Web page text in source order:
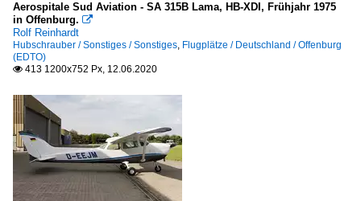
Aerospitale Sud Aviation - SA 315B Lama, HB-XDI, Frühjahr 1975
in Offenburg. 
Rolf Reinhardt
Hubschrauber / Sonstiges / Sonstiges, Flugplätze / Deutschland / Offenburg
(EDTO)
 413 1200x752 Px, 12.06.2020